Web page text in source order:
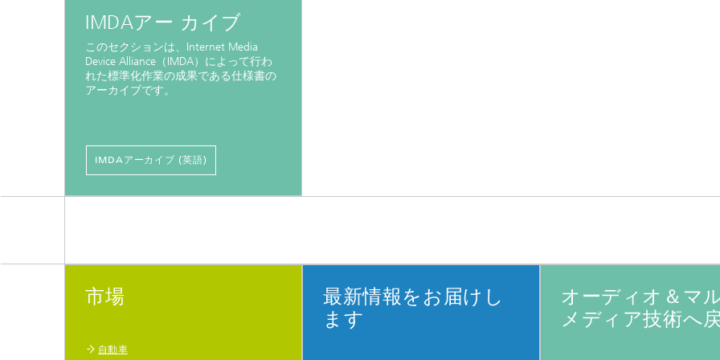
IMDAアー カイブ
このセクションは、Internet Media
Device Alliance（IMDA）によって行わ
れた標準化作業の成果である仕様書の
アーカイブです。
IMDAアーカイブ (英語)
市場
自動車
最新情報をお届けし
ます
オーディオ＆マ
メディア技術へ